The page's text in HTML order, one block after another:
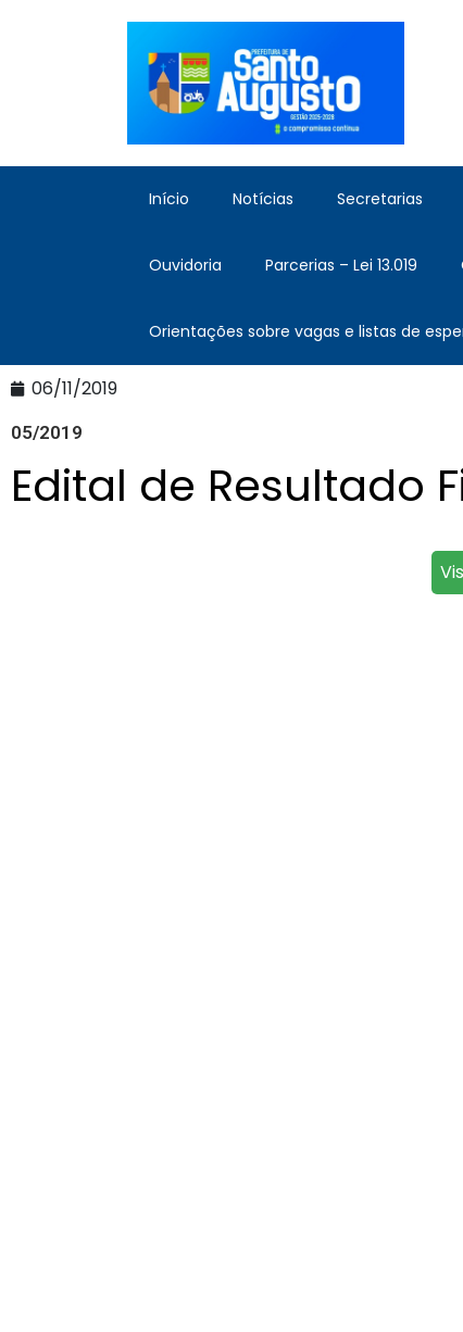
Início Notícias Secretarias
Ouvidoria Parcerias – Lei 13.019
Orientações sobre vagas e listas de
06/11/2019
05/2019
Edital de Resultado